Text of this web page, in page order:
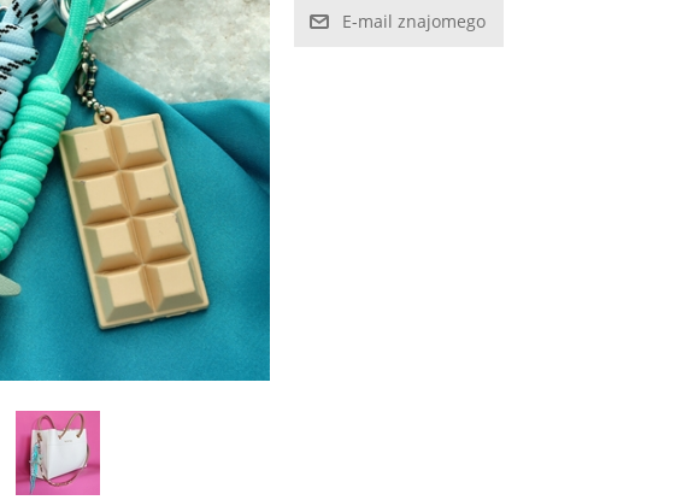
E-mail znajomego